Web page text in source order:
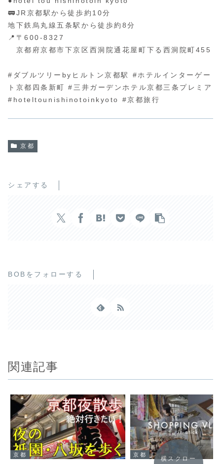
🚃JR京都駅から徒歩約10分
地下鉄烏丸線五条駅から徒歩約8分
📍〒600-8327
京都府京都市下京区西洞院通花屋町下る西洞院町455
#ダブルツリーbyヒルトン京都駅 #ホテルインターゲー
ト京都四条新町 #三井ガーデンホテル京都三条プレミア
#hoteltounishinotoinkyoto #京都旅行
京都
シェアする
BOBをフォローする
関連記事
京都 京都
横スクロー